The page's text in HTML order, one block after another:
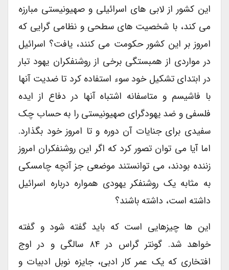
این کشور از لابی های اسرائیلی و صهیونیستی مبارزه
می کند، با شخصیت های سطحی و نظامی گرایی که
امروز بر این کشور حکومت می کنند، یافت؟ اسرائیل
در مواردی از همبستگی برخی از روشنفکران یهود تبار
در ابتدای تشکیل خود سوء استفاده کرد تا ضدیت آنها
با فاشیسم و متاسفانه اشتباه آنها در دفاع از ایده
فلسفی و ضد یهودگرای صهیونیستی را به حساب چک
سفیدی برای جنایات آن دوره و تا امروز خود بگذارد.
اما آیا می توان تصور کرد که اگر این روشنفکران امروز
زننده بودند، می توانستند موضعی جز آنچه چامسکی
به مثابه یک روشنفکر یهودی همواره درباره اسرائیل
داشته است، داشته باشند؟
این ها چیزهایی است که باید گفته شود و گفته
خواهد شد. گونتر گراس در ۸۴ سالگی و در اوج
افتخاری که یک عمر کار ادبی، جایزه نوبل ادبیات و